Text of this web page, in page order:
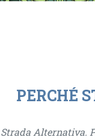
PERCHÉ
Strada Alternativa.